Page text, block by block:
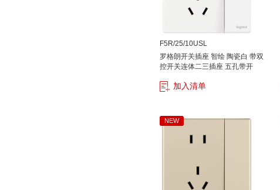
F5R/25/10USL
罗格朗开关插座 智绘 陶瓷白 带双
控开关连体二三插座 五孔带开
加入清单
NEW